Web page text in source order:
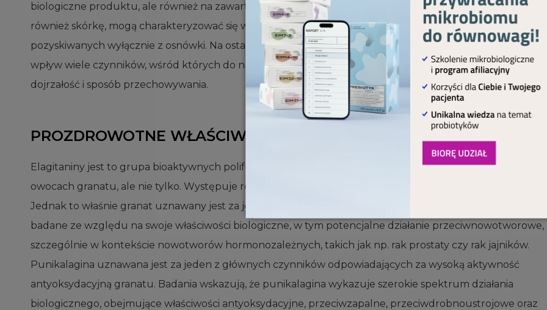
biologiczne produktu, ale również na zawartość punikalaginy. Soki otrzymywane z całego owocu,
również skórkę, mogą charakteryzować się wyższą zawartością tego związku w porównaniu do soków
pozyskiwanych wyłącznie z osnówki. Na ostateczny skład chemiczny granatu w tym zawartość
wpływ wiele czynników, wśród których do najważniejszych zalicza się: odmianę, warunki uprawy, klimat,
dojrzałość i sposób przechowywania.
PROZDROWOTNE WŁAŚCIWOŚCI PUNIKALAGINY
Elagitaniny jest to grupa bioaktywnych polifenoli występujących w różnych produktach roślinnych, w tym
owocach granatu, ale nie tylko. Występuje również w truskawkach, malinach, orzechach włoskich czy
Jednak to właśnie granat uznawany jest za jedno z najbogatszych źródeł tych związków. Elagitaniny są
badane ze względu na swoje właściwości biologiczne, w tym potencjalne działanie przeciwnowotworowe,
szczególnie w kontekście nowotworów hormonozależnych, takich jak np. rak prostaty czy rak jajników.
Punikalagina uznawana jest za jeden z głównych czynników odpowiadających za wysoką aktywność
antyoksydacyjną granatu. Badania wskazują, że punikalagina wykazuje szerokie spektrum działania
biologicznego, obejmujące właściwości antyoksydacyjne, przeciwzapalne, przeciwdrobnoustrojowe oraz